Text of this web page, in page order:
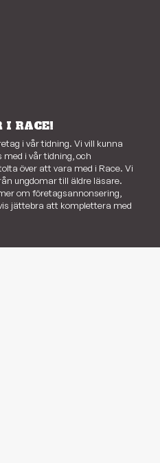
I RACE!
i vår tidning. Vi vill kunna
i vår tidning, och
över att vara med i Race. Vi
ungdomar till äldre läsare.
om företagsannonsering,
jättebra att komplettera med